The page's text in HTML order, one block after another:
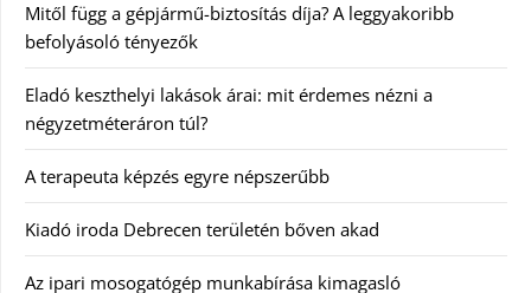
Mitől függ a gépjármű-biztosítás díja? A leggyakoribb
befolyásoló tényezők
Eladó keszthelyi lakások árai: mit érdemes nézni a
négyzetméteráron túl?
A terapeuta képzés egyre népszerűbb
Kiadó iroda Debrecen területén bőven akad
Az ipari mosogatógép munkabírása kimagasló